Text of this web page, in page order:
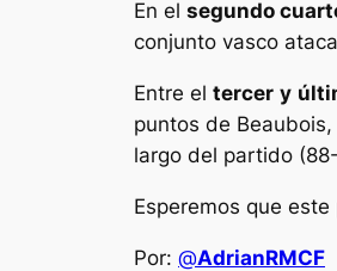
En el segundo
conjunto vasco
Entre el tercer y
puntos de
largo del partido
Esperemos que
Por: @AdrianRMCF